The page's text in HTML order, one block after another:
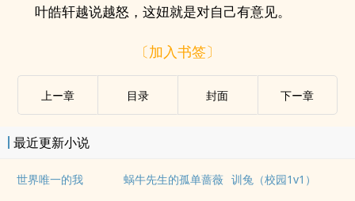
叶皓轩越说越怒，这妞就是对自己有意见。
〔加入书签〕
上ー章 目录 封面 下ー章
最近更新小说
世界唯一的我 蜗牛先生的孤单蔷薇 训兔（校园1v1）